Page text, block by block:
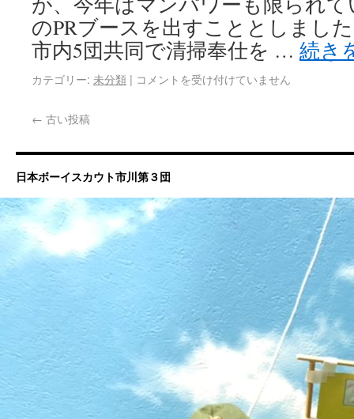
のPRブースを出すこととしまし
市内5団共同で清掃奉仕を … 続き
カテゴリー: 未分類 | コメントを受け付けていません
← 古い投稿
日本ボーイスカウト市川第３団